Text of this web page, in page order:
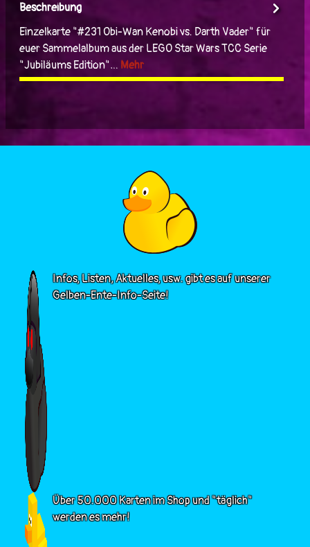
Beschreibung
Einzelkarte "#231 Obi-Wan Kenobi vs. Darth Vader" für
euer Sammelalbum aus der LEGO Star Wars TCC Serie
"Jubiläums Edition"… Mehr
Infos, Listen, Aktuelles, usw. gibt es auf unserer
Gelben-Ente-Info-Seite!
Über 50.000 Karten im Shop und "täglich"
werden es mehr!